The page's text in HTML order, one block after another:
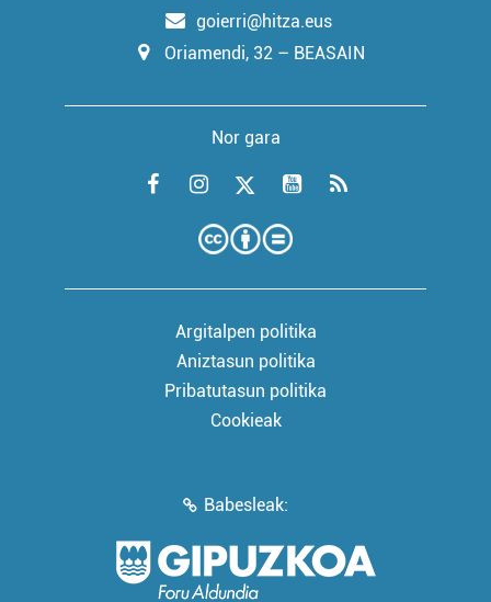
goierri@hitza.eus
Oriamendi, 32 – BEASAIN
Nor gara
Argitalpen politika
Aniztasun politika
Pribatutasun politika
Cookieak
Babesleak: